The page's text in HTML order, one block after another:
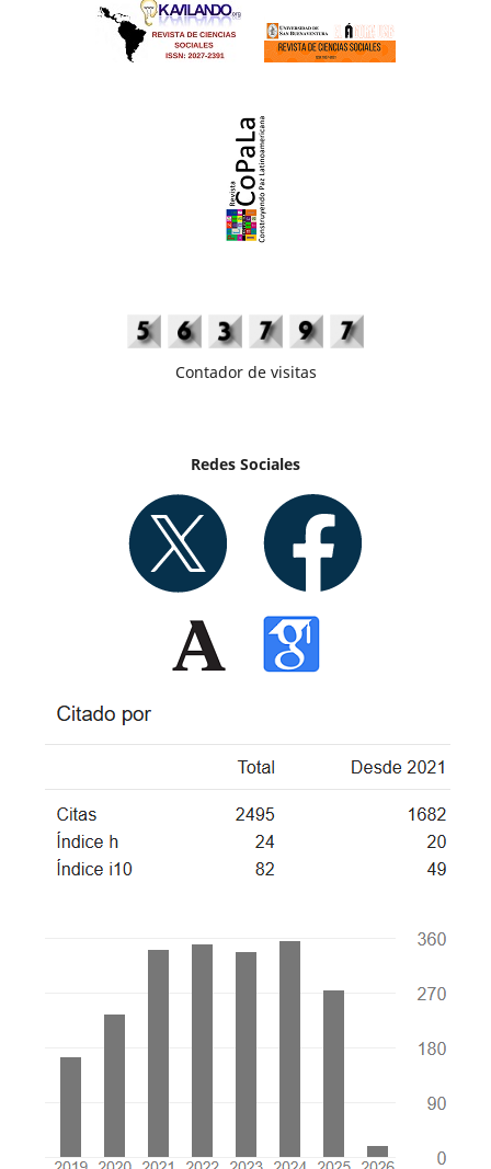
Contador de visitas
Redes Sociales